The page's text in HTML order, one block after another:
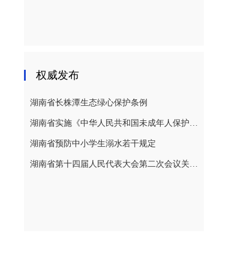
权威发布
湖南省长株潭生态绿心保护条例
湖南省实施《中华人民共和国未成年人保护法》若干规定
湖南省预防中小学生溺水若干规定
湖南省第十四届人民代表大会第二次会议关于湖南省人民代表大会常务委员会工作报告的决议